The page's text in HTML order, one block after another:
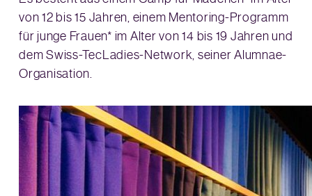
von 12 bis 15 Jahren, einem Mentoring-Programm
für junge Frauen* im Alter von 14 bis 19 Jahren und
dem Swiss-TecLadies-Network, seiner Alumnae-
Organisation.